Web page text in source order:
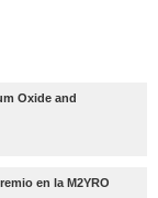
Oxide and
en la M2YRO